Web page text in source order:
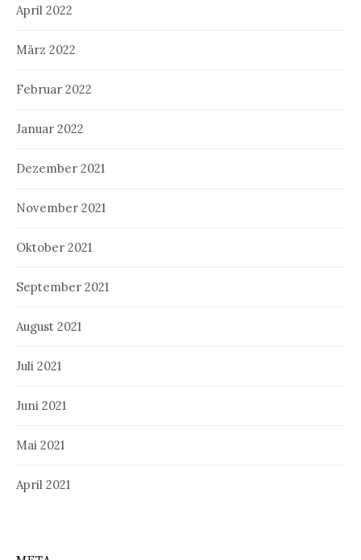
April 2022
März 2022
Februar 2022
Januar 2022
Dezember 2021
November 2021
Oktober 2021
September 2021
August 2021
Juli 2021
Juni 2021
Mai 2021
April 2021